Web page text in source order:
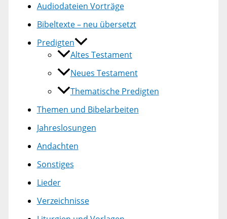
Audiodateien Vorträge
Bibeltexte – neu übersetzt
Predigten
Altes Testament
Neues Testament
Thematische Predigten
Themen und Bibelarbeiten
Jahreslosungen
Andachten
Sonstiges
Lieder
Verzeichnisse